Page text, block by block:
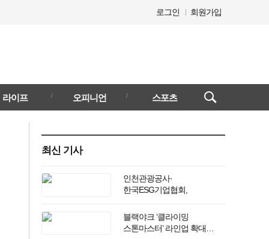
로그인 회원가입
라이프 오피니언 스포츠
검색창
열기/
닫기
최신 기사
인천관광공사·
한국ESG기업협회,
2026’ 개최
블랙야크 ‘클라이밍
스톤마스터’ 라인업 확대…